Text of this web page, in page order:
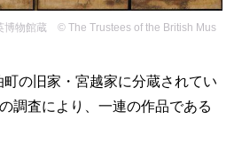
博物館蔵 © The Trustees of the British Mus
の旧家・宮越家に分蔵されてい
調査により、一連の作品である